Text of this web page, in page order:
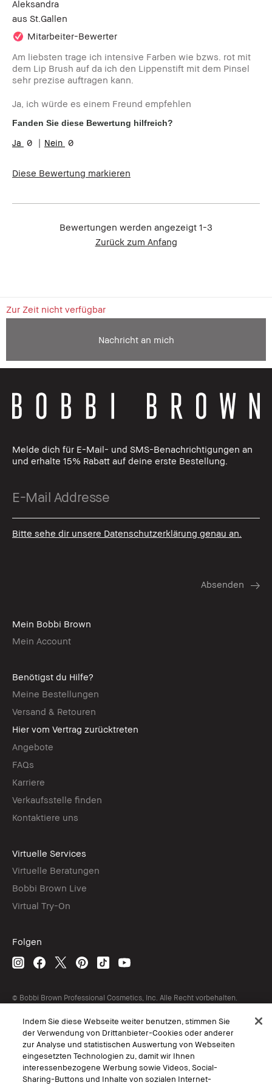
Aleksandra
aus St.Gallen
Mitarbeiter-Bewerter
Am liebsten trage ich intensive Farben wie bzws. rot mit
dem Lip Brush auf da ich den Lippenstift mit dem Pinsel
sehr prezise auftragen kann.
Ja, ich würde es einem Freund empfehlen
Fanden Sie diese Bewertung hilfreich?
0 0
Diese Bewertung markieren
Bewertungen werden angezeigt 1-3
Zurück zum Anfang
Zur Zeit nicht verfügbar
Nachricht an mich
Melde dich für E-Mail- und SMS-Benachrichtigungen an
und erhalte 15% Rabatt auf deine erste Bestellung.
Bitte sehe dir unsere Datenschutzerklärung genau an.
Mein Bobbi Brown
Mein Account
Benötigst du Hilfe?
Meine Bestellungen
Versand & Retouren
Hier vom Vertrag zurücktreten
Angebote
FAQs
Karriere
Verkaufsstelle finden
Kontaktiere uns
Virtuelle Services
Virtuelle Beratungen
Bobbi Brown Live
Virtual Try-On
Folgen
© Bobbi Brown Professional Cosmetics, Inc. Alle Recht vorbehalten.
Interessen-Basierte Werbung
Geschäftsbedingungen
Datenschutzerklärung
Nutzungsbedingungen
Persönliche Einstellungen vornehmen
Indem Sie diese Webseite weiter benutzen, stimmen Sie
der Verwendung von Drittanbieter-Cookies oder anderer
zur Analyse und statistischen Auswertung von Webseiten
eingesetzten Technologien zu, damit wir Ihnen
interessenbezogene Werbung sowie Videos, Social-
Sharing-Buttons und Inhalte von sozialen Internet-